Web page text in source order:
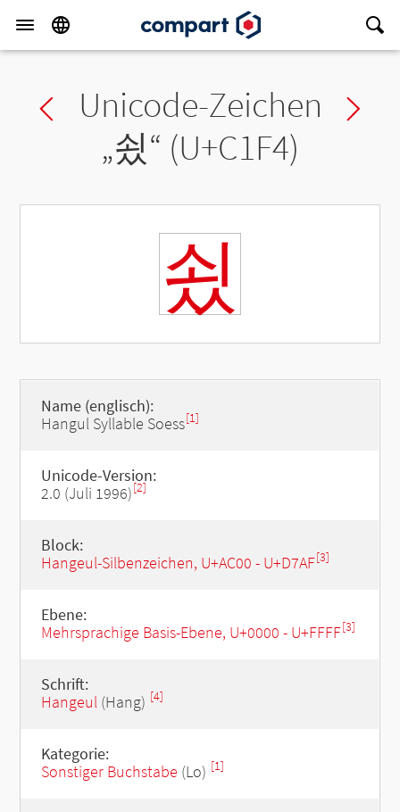
Previous char
Unicode-Zeichen
„쇴“ (U+C1F4)
쇴
Name (englisch):
Hangul Syllable Soess[1]
Unicode-Version:
2.0 (Juli 1996)[2]
Block:
Hangeul-Silbenzeichen, U+AC00 - U+D7AF[3]
Ebene:
Mehrsprachige Basis-Ebene, U+0000 - U+FFFF[3]
Schrift:
Hangeul(Hang) [4]
Kategorie:
Sonstiger Buchstabe (Lo) [1]